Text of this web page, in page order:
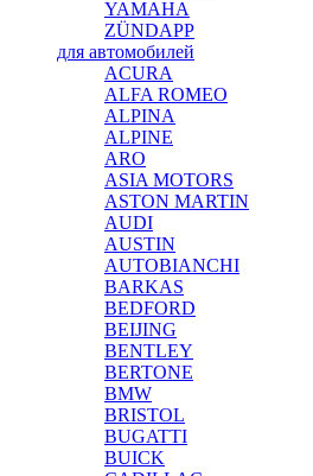
YAMAHA
ZÜNDAPP
для автомобилей
ACURA
ALFA ROMEO
ALPINA
ALPINE
ARO
ASIA MOTORS
ASTON MARTIN
AUDI
AUSTIN
AUTOBIANCHI
BARKAS
BEDFORD
BEIJING
BENTLEY
BERTONE
BMW
BRISTOL
BUGATTI
BUICK